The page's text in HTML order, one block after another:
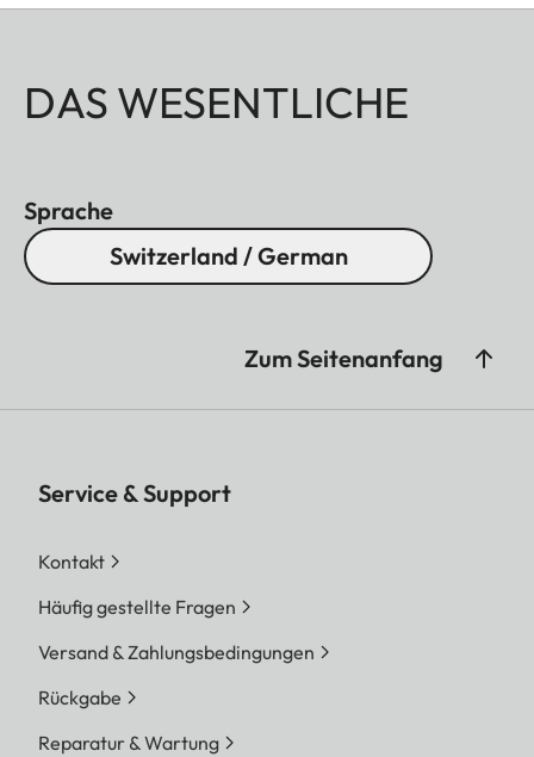
DAS WESENTLICHE
Sprache
Switzerland / German
Zum Seitenanfang
Service & Support
Kontakt
Häufig gestellte Fragen
Versand & Zahlungsbedingungen
Rückgabe
Reparatur & Wartung